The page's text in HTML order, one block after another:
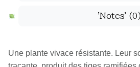
'Notes' (0)
Une plante vivace résistante. Leur